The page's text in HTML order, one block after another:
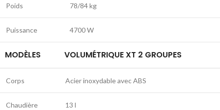
Poids 78/84 kg
Puissance 4700 W
MODÈLES VOLUMÉTRIQUE XT 2 GROUPES
Corps Acier inoxydable avec ABS
Chaudière 13 l